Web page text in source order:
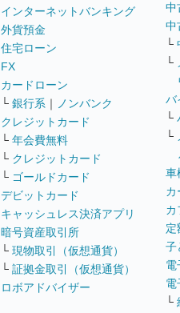
インターネットバンキング
外貨預金
住宅ローン
FX
カードローン
└ 銀行系 ｜
ノンバンク
クレジットカード
└ 年会費無料
└ クレジットカード
└ ゴールドカード
デビットカード
キャッシュレス決済アプリ
暗号資産取引所
└ 現物取引（仮想通貨）
└ 証拠金取引（仮想通貨）
ロボアドバイザー
中
中
└
└
バ
└
└
車
カ
カ
定
子
電
電
└